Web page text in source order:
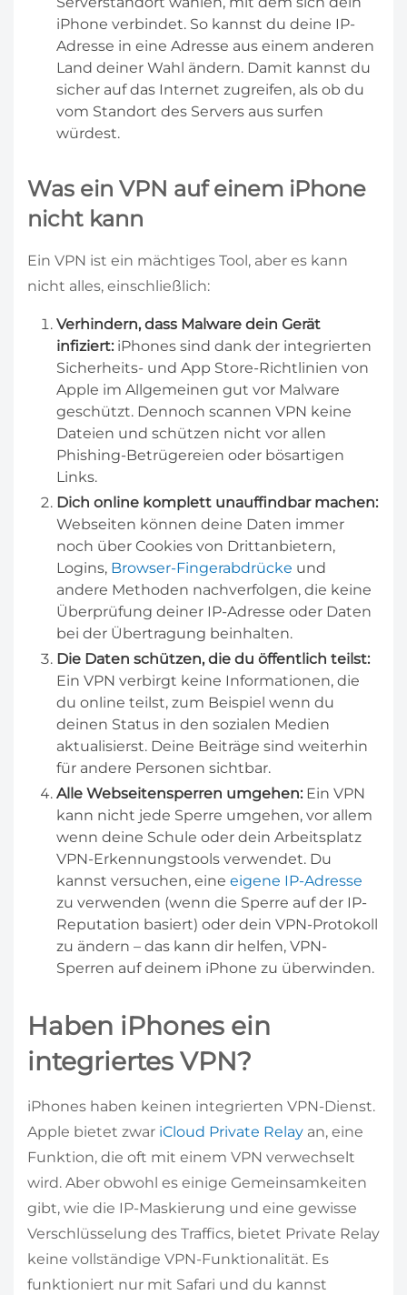
iPhone verbindet. So kannst du deine IP-
Adresse in eine Adresse aus einem anderen
Land deiner Wahl ändern. Damit kannst du
sicher auf das Internet zugreifen, als ob du
vom Standort des Servers aus surfen
würdest.
Was ein VPN auf einem iPhone
nicht kann
Ein VPN ist ein mächtiges Tool, aber es kann
nicht alles, einschließlich:
Verhindern, dass Malware dein Gerät
infiziert: iPhones sind dank der integrierten
Sicherheits- und App Store-Richtlinien von
Apple im Allgemeinen gut vor Malware
geschützt. Dennoch scannen VPN keine
Dateien und schützen nicht vor allen
Phishing-Betrügereien oder bösartigen
Links.
Dich online komplett unauffindbar machen:
Webseiten können deine Daten immer
noch über Cookies von Drittanbietern,
Logins, Browser-Fingerabdrücke und
andere Methoden nachverfolgen, die keine
Überprüfung deiner IP-Adresse oder Daten
bei der Übertragung beinhalten.
Die Daten schützen, die du öffentlich teilst:
Ein VPN verbirgt keine Informationen, die
du online teilst, zum Beispiel wenn du
deinen Status in den sozialen Medien
aktualisierst. Deine Beiträge sind weiterhin
für andere Personen sichtbar.
Alle Webseitensperren umgehen: Ein VPN
kann nicht jede Sperre umgehen, vor allem
wenn deine Schule oder dein Arbeitsplatz
VPN-Erkennungstools verwendet. Du
kannst versuchen, eine eigene IP-Adresse
zu verwenden (wenn die Sperre auf der IP-
Reputation basiert) oder dein VPN-Protokoll
zu ändern – das kann dir helfen, VPN-
Sperren auf deinem iPhone zu überwinden.
Haben iPhones ein
integriertes VPN?
iPhones haben keinen integrierten VPN-Dienst.
Apple bietet zwar iCloud Private Relay an, eine
Funktion, die oft mit einem VPN verwechselt
wird. Aber obwohl es einige Gemeinsamkeiten
gibt, wie die IP-Maskierung und eine gewisse
Verschlüsselung des Traffics, bietet Private Relay
keine vollständige VPN-Funktionalität. Es
funktioniert nur mit Safari und du kannst